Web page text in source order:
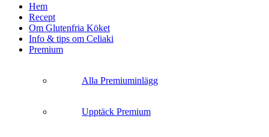
search
Menu
Hem
Recept
Om Glutenfria Köket
Info & tips om Celiaki
Premium
Alla Premiuminlägg
Upptäck Premium